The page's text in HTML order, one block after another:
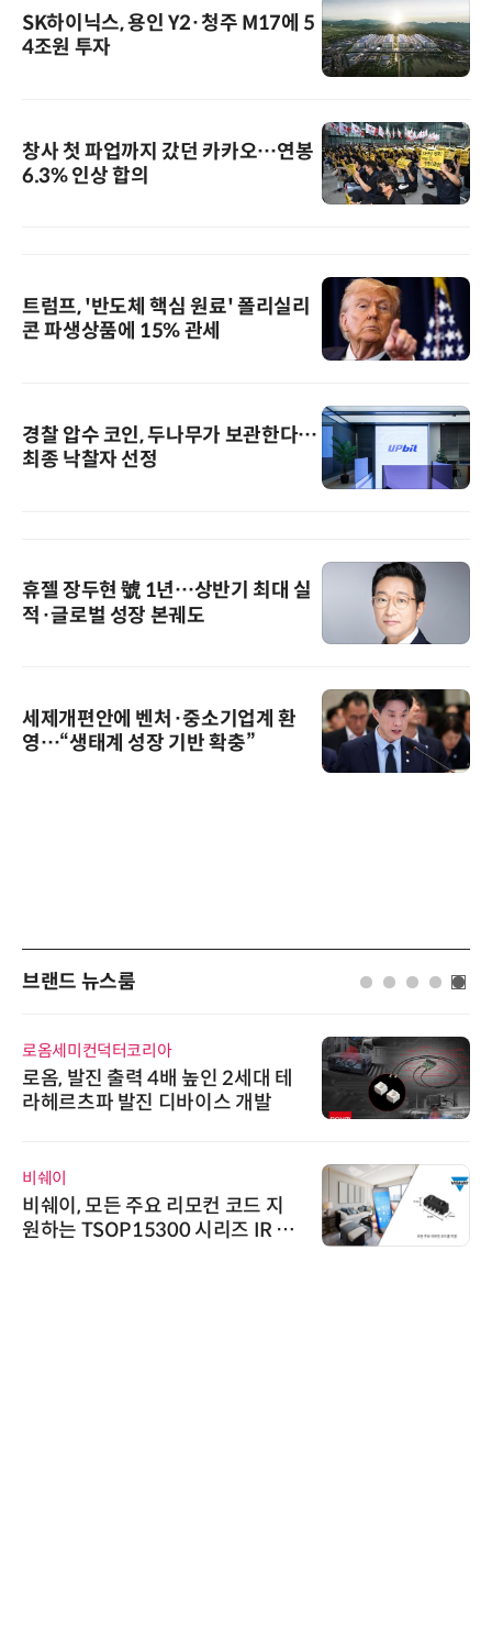
SK하이닉스, 용인 Y2·청주 M17에 5
4조원 투자
창사 첫 파업까지 갔던 카카오…연봉
6.3% 인상 합의
트럼프, '반도체 핵심 원료' 폴리실리
콘 파생상품에 15% 관세
경찰 압수 코인, 두나무가 보관한다…
최종 낙찰자 선정
휴젤 장두현 號 1년…상반기 최대 실
적·글로벌 성장 본궤도
세제개편안에 벤처·중소기업계 환
영…“생태계 성장 기반 확충”
브랜드 뉴스룸
로옴세미컨덕터코리아
로옴, 발진 출력 4배 높인 2세대 테
라헤르츠파 발진 디바이스 개발
비쉐이
비쉐이, 모든 주요 리모컨 코드 지
원하는 TSOP15300 시리즈 IR 수